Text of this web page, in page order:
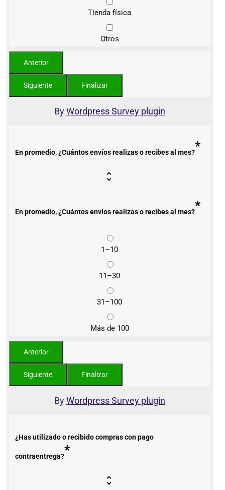
Tienda física
Otros
ByWordpress Survey plugin
En promedio, ¿Cuántos envíos realizas o recibes al mes?*
En promedio, ¿Cuántos envíos realizas o recibes al mes?*
1–10
11–30
31–100
Más de 100
ByWordpress Survey plugin
¿Has utilizado o recibido compras con pago
contraentrega?*